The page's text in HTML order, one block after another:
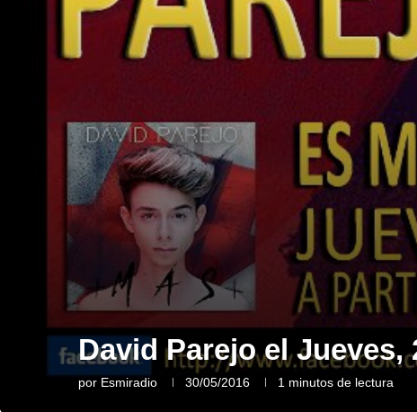
David Parejo el Jueves,
por Esmiradio 30/05/2016 1 minutos de lectura